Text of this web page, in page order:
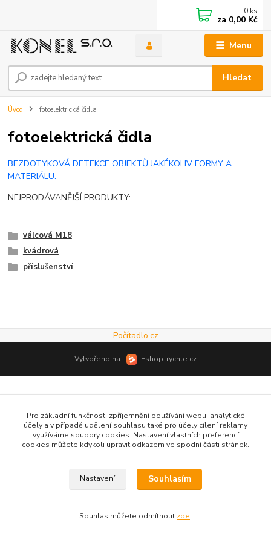
Menu
Hledat
0 ks
za 0,00 Kč
Úvod fotoelektrická čidla
fotoelektrická čidla
BEZDOTYKOVÁ DETEKCE OBJEKTŮ JAKÉKOLIV FORMY A
MATERIÁLU.
NEJPRODÁVANĚJŠÍ PRODUKTY:
válcová M18
kvádrová
příslušenství
Počítadlo.cz
Vytvořeno na Eshop-rychle.cz
Pro základní funkčnost, zpříjemnění používání webu, analytické
účely a v případě udělení souhlasu také pro účely cílení reklamy
využíváme soubory cookies. Nastavení vlastních preferencí
cookies můžete kdykoli upravit odkazem ve spodní části stránek.
Nastavení Souhlasím
Souhlas můžete odmítnout zde.